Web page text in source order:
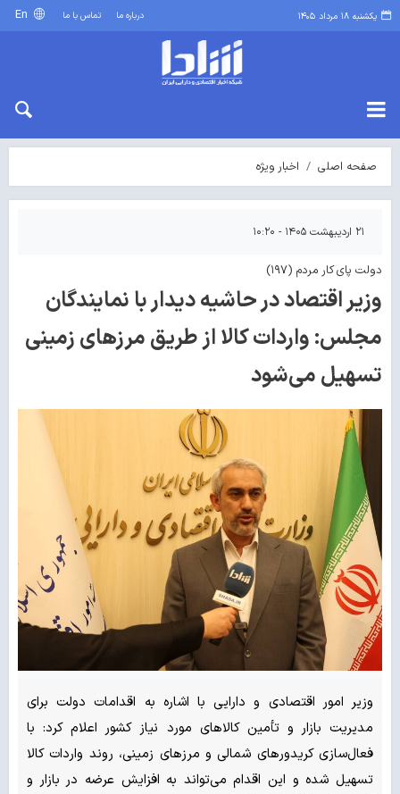
یکشنبه ۱۸ مرداد ۱۴۰۵ درباره ما تماس با ما
صفحه اصلی اخبار ویژه
۲۱ اردیبهشت ۱۴۰۵ - ۱۰:۲۰
دولت پای کار مردم (۱۹۷)
وزیر اقتصاد در حاشیه دیدار با نمایندگان
مجلس: واردات کالا از طریق مرزهای زمینی
تسهیل می‌شود
وزیر امور اقتصادی و دارایی با اشاره به اقدامات دولت برای
مدیریت بازار و تأمین کالاهای مورد نیاز کشور اعلام کرد: با
فعال‌سازی کریدورهای شمالی و مرزهای زمینی، روند واردات کالا
تسهیل شده و این اقدام می‌تواند به افزایش عرضه در بازار و